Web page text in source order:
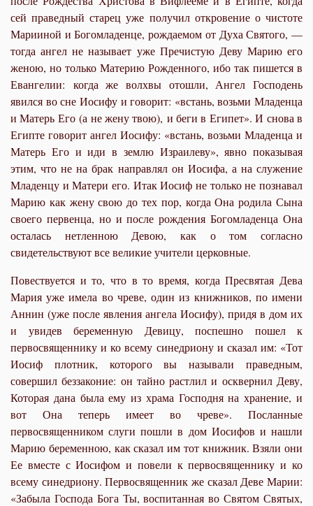
сей праведный старец уже получил откровение о чистоте
Марииной и Богомладенце, рождаемом от Духа Святого, —
тогда ангел не называет уже Пречистую Деву Марию его
женою, но только Материю Рожденного, ибо так пишется в
Евангелии: когда же волхвы отошли, Ангел Господень
явился во сне Иосифу и говорит: «встань, возьми Младенца
и Матерь Его (а не жену твою), и беги в Египет». И снова в
Египте говорит ангел Иосифу: «встань, возьми Младенца и
Матерь Его и иди в землю Израилеву», явно показывая
этим, что не на брак направлял он Иосифа, а на служение
Младенцу и Матери его. Итак Иосиф не только не познавал
Марию как жену свою до тех пор, когда Она родила Сына
своего первенца, но и после рождения Богомладенца Она
осталась нетленною Девою, как о том согласно
свидетельствуют все великие учители церковные.
Повествуется и то, что в то время, когда Пресвятая Дева
Мария уже имела во чреве, один из книжников, по имени
Аннин (уже после явления ангела Иосифу), придя в дом их
и увидев беременную Девицу, поспешно пошел к
первосвященнику и ко всему синедриону и сказал им: «Тот
Иосиф плотник, которого вы называли праведным,
совершил беззаконие: он тайно растлил и осквернил Деву,
Которая дана была ему из храма Господня на хранение, и
вот Она теперь имеет во чреве». Посланные
первосвященником слуги пошли в дом Иосифов и нашли
Марию беременною, как сказал им тот книжник. Взяли они
Ее вместе с Иосифом и повели к первосвященнику и ко
всему синедриону. Первосвященник же сказал Деве Марии:
«Забыла Господа Бога Ты, воспитанная во Святом Святых,